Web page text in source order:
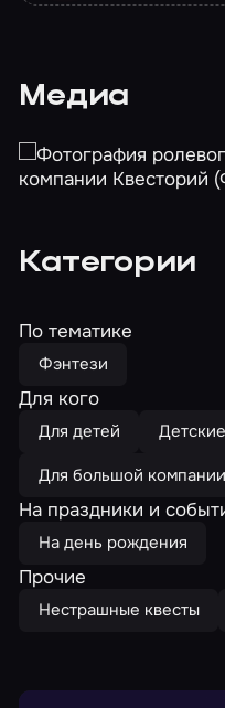
Медиа
Категории
По тематике
Фэнтези
Для кого
Для детей
Для большой компании
На праздники и
На день рождения
Прочие
Нестрашные квесты